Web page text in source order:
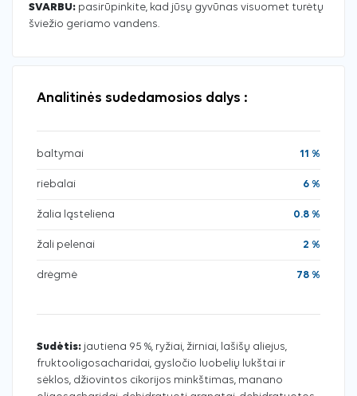
SVARBU: pasirūpinkite, kad jūsų gyvūnas visuomet turėtų
šviežio geriamo vandens.
Analitinės sudedamosios dalys :
baltymai 11 %
riebalai 6 %
žalia ląsteliena 0.8 %
žali pelenai 2 %
drėgmė 78 %
Sudėtis: jautiena 95 %, ryžiai, žirniai, lašišų aliejus,
fruktooligosacharidai, gysločio luobelių lukštai ir
sėklos, džiovintos cikorijos minkštimas, manano